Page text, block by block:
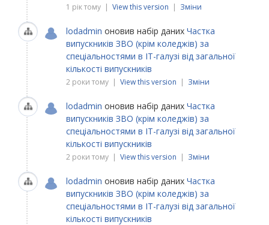
1 рік тому | View this version | Зміни
lodadmin оновив набір даних Частка
випускників ЗВО (крім коледжів) за
спеціальностями в ІТ-галузі від загальної
кількості випускників
2 роки тому | View this version | Зміни
lodadmin оновив набір даних Частка
випускників ЗВО (крім коледжів) за
спеціальностями в ІТ-галузі від загальної
кількості випускників
2 роки тому | View this version | Зміни
lodadmin оновив набір даних Частка
випускників ЗВО (крім коледжів) за
спеціальностями в ІТ-галузі від загальної
кількості випускників